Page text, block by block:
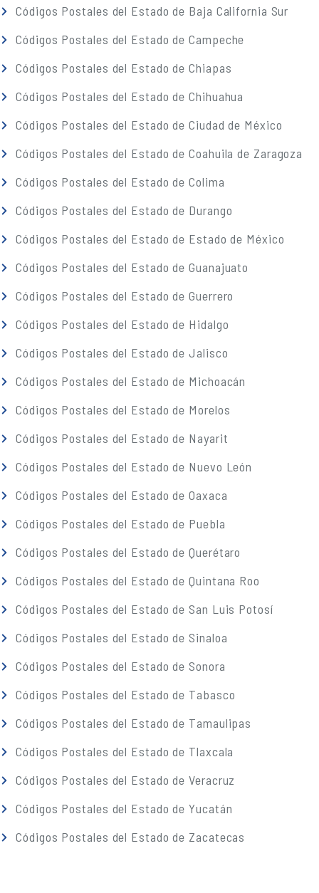
Códigos Postales del Estado de Baja California Sur
Códigos Postales del Estado de Campeche
Códigos Postales del Estado de Chiapas
Códigos Postales del Estado de Chihuahua
Códigos Postales del Estado de Ciudad de México
Códigos Postales del Estado de Coahuila de Zaragoza
Códigos Postales del Estado de Colima
Códigos Postales del Estado de Durango
Códigos Postales del Estado de Estado de México
Códigos Postales del Estado de Guanajuato
Códigos Postales del Estado de Guerrero
Códigos Postales del Estado de Hidalgo
Códigos Postales del Estado de Jalisco
Códigos Postales del Estado de Michoacán
Códigos Postales del Estado de Morelos
Códigos Postales del Estado de Nayarit
Códigos Postales del Estado de Nuevo León
Códigos Postales del Estado de Oaxaca
Códigos Postales del Estado de Puebla
Códigos Postales del Estado de Querétaro
Códigos Postales del Estado de Quintana Roo
Códigos Postales del Estado de San Luis Potosí
Códigos Postales del Estado de Sinaloa
Códigos Postales del Estado de Sonora
Códigos Postales del Estado de Tabasco
Códigos Postales del Estado de Tamaulipas
Códigos Postales del Estado de Tlaxcala
Códigos Postales del Estado de Veracruz
Códigos Postales del Estado de Yucatán
Códigos Postales del Estado de Zacatecas